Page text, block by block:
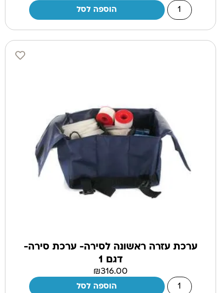
הוספה לסל
ערכת עזרה ראשונה לסירה- ערכת סירה-
דגם 1
₪316.00
הוספה לסל